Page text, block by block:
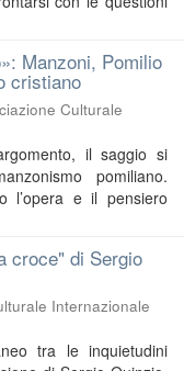
Manzoni, Pomilio
cristiano
Culturale
il saggio si
pomiliano.
l’opera e il pensiero
croce" di Sergio
Internazionale
tra le inquietudini